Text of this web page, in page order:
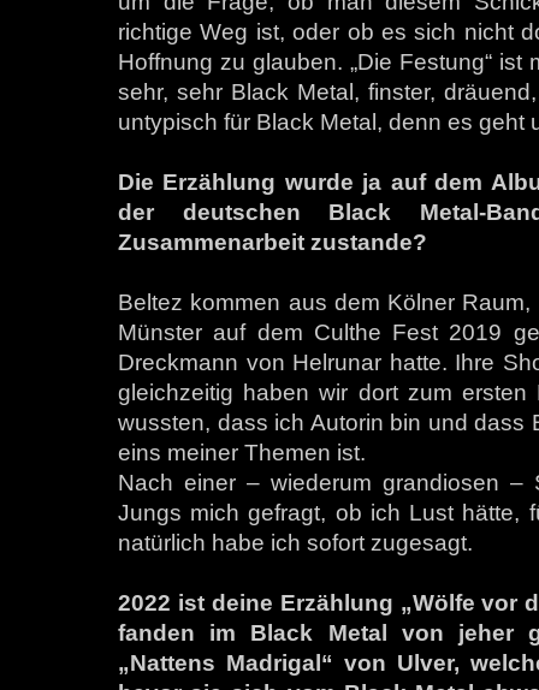
richtige Weg ist, oder ob es sich nicht
Hoffnung zu glauben. „Die Festung“
sehr, sehr Black Metal, finster,
untypisch für Black Metal, denn es geht
Die Erzählung wurde ja auf dem
der deutschen Black Metal-
Zusammenarbeit zustande?
Beltez kommen aus dem Kölner
Münster auf dem Culthe Fest 2019
Dreckmann von Helrunar hatte. Ihre
gleichzeitig haben wir dort zum
wussten, dass ich Autorin bin und dass
eins meiner Themen ist.
Nach einer – wiederum grandiosen
Jungs mich gefragt, ob ich Lust hätte,
natürlich habe ich sofort zugesagt.
2022 ist deine Erzählung „Wölfe vor
fanden im Black Metal von jeher
„Nattens Madrigal“ von Ulver,